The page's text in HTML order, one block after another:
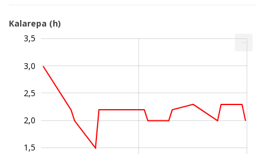
Ziemniaki (h)
Kalarepa (h)
1,5
2,0
2,5
3,0
3,5 ...